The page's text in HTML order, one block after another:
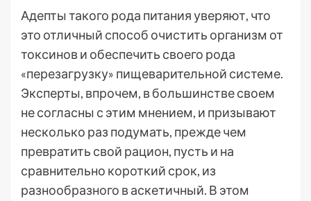
Адепты такого рода питания уверяют, что
это отличный способ очистить организм от
токсинов и обеспечить своего рода
«перезагрузку» пищеварительной системе.
Эксперты, впрочем, в большинстве своем
не согласны с этим мнением, и призывают
несколько раз подумать, прежде чем
превратить свой рацион, пусть и на
сравнительно короткий срок, из
разнообразного в аскетичный. В этом